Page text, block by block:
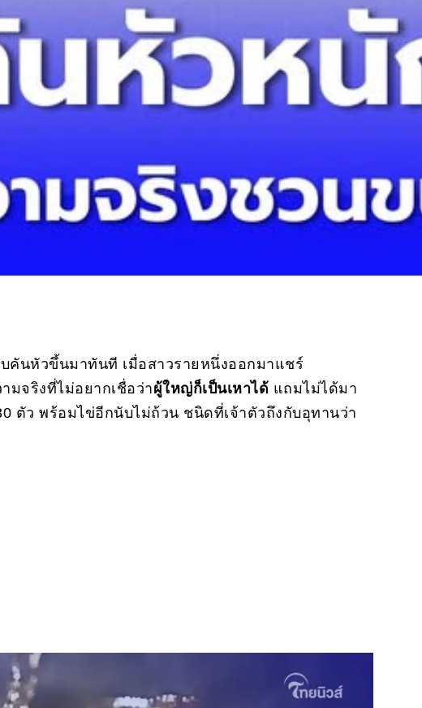
บคันหัวขึ้นมาทันที เมื่อสาวรายหนึ่งออกมาแชร์
จริงที่ไม่อยากเชื่อว่าผู้ใหญ่ก็เป็นเหาได้ แถมไม่ได้มา
ตัว พร้อมไข่อีกนับไม่ถ้วน ชนิดที่เจ้าตัวถึงกับอุทานว่า